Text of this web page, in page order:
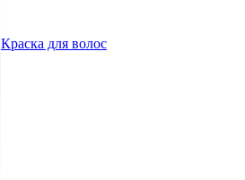
Краска для волос